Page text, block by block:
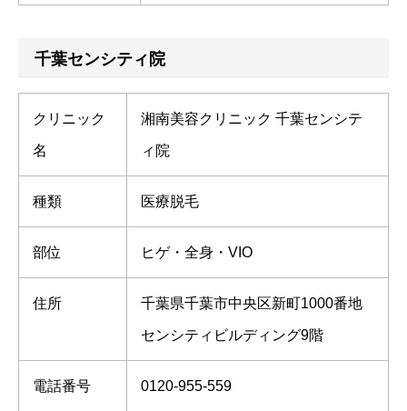
千葉センシティ院
クリニック
名
湘南美容クリニック 千葉センシテ
ィ院
種類 医療脱毛
部位 ヒゲ・全身・VIO
住所 千葉県千葉市中央区新町1000番地
センシティビルディング9階
電話番号 0120-955-559